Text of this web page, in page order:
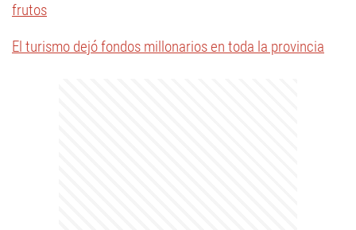
frutos
El turismo dejó fondos millonarios en toda la provincia